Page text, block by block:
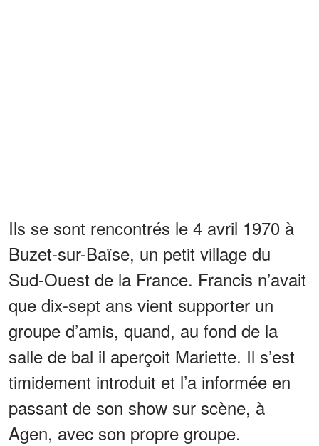
Ils se sont rencontrés le 4 avril 1970 à
Buzet-sur-Baïse, un petit village du
Sud-Ouest de la France. Francis n’avait
que dix-sept ans vient supporter un
groupe d’amis, quand, au fond de la
salle de bal il aperçoit Mariette. Il s’est
timidement introduit et l’a informée en
passant de son show sur scène, à
Agen, avec son propre groupe.